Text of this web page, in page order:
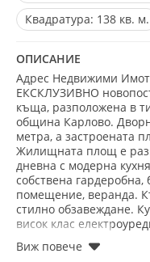
Квадратура: 138 кв. м.
ОПИСАНИЕ
Адрес Недвижими
ЕКСКЛУЗИВНО
къща, разположена в
община Карлово.
метра, а застроената
Жилищната площ е
дневна с модерна
собствена гардеробна,
помещение, веранда.
стилно обзавеждане.
висок клас
Къщата притежава